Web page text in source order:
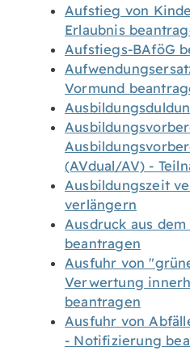
Aufstieg von
Erlaubnis
Aufstiegs-BAföG
Vormund
(AVdual/AV) -
Ausbildungszeit
verlängern
Ausdruck aus
beantragen
Ausfuhr von
Verwertung
beantragen
Ausfuhr von
- Notifizierung